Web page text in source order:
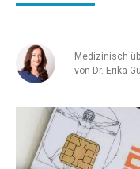
Medizinisch
von Dr. Erika